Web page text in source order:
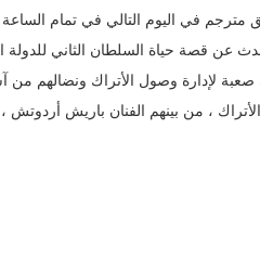
في اليوم التالي في تمام
قصة حياة السلطان الثاني للدولة
لإدارة وصول الأتراك ونضالهم
، من بينهم الفنان باريش أردوتش ،